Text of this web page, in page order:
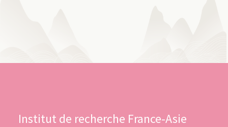
Institut de recherche France-Asie